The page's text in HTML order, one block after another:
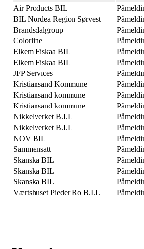
Air Products BIL
BIL Nordea Region Sørvest
Brandsdalgroup
Colorline
Elkem Fiskaa BIL
Elkem Fiskaa BIL
JFP Services
Kristiansand Kommune
Kristiansand kommune
Kristiansand kommune
Nikkelverket B.I.L
Nikkelverket B.I.L
NOV BIL
Sammensatt
Skanska BIL
Skanska BIL
Skanska BIL
Værtshuset Pieder Ro B.I.L